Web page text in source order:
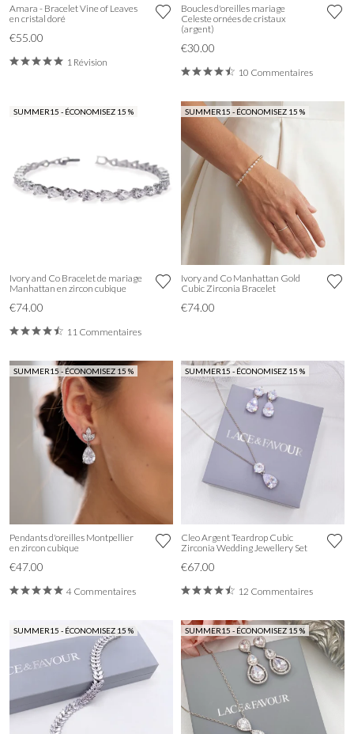
Amara - Bracelet Vine of Leaves
en cristal doré
€55.00
1 Révision
Boucles d'oreilles mariage
Celeste ornées de cristaux
(argent)
€30.00
10 Commentaires
SUMMER15 - ÉCONOMISEZ 15 %
Ivory and Co Bracelet de mariage
Manhattan en zircon cubique
€74.00
11 Commentaires
SUMMER15 - ÉCONOMISEZ 15 %
Ivory and Co Manhattan Gold
Cubic Zirconia Bracelet
€74.00
SUMMER15 - ÉCONOMISEZ 15 %
Pendants d'oreilles Montpellier
en zircon cubique
€47.00
4 Commentaires
SUMMER15 - ÉCONOMISEZ 15 %
Cleo Argent Teardrop Cubic
Zirconia Wedding Jewellery Set
€67.00
12 Commentaires
SUMMER15 - ÉCONOMISEZ 15 % SUMMER15 - ÉCONOMISEZ 15 %